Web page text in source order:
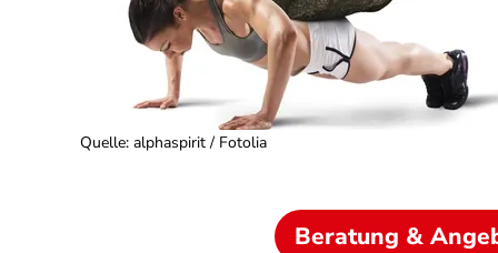
Quelle: alphaspirit / Fotolia
Beratung &